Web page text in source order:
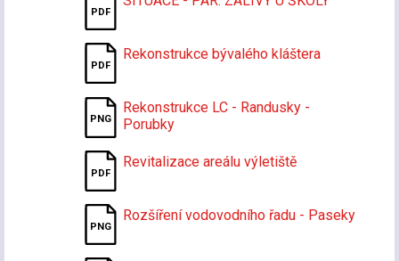
Rekonstrukce bývalého kláštera
Rekonstrukce LC - Randusky -
Porubky
Revitalizace areálu výletiště
Rozšíření vodovodního řadu - Paseky